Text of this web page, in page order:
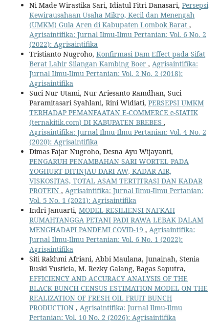
Ni Made Wirastika Sari, Idiatul Fitri Danasari, Persepsi
Kewirausahaan Usaha Mikro, Kecil dan Menengah
(UMKM) Gula Aren di Kabupaten Lombok Barat ,
Agrisaintifika: Jurnal Ilmu-Ilmu Pertanian: Vol. 6 No. 2
(2022): Agrisaintifika
Tristianto Nugroho, Konfirmasi Dam Effect pada Sifat
Berat Lahir Silangan Kambing Boer , Agrisaintifika:
Jurnal Ilmu-Ilmu Pertanian: Vol. 2 No. 2 (2018):
Agrisaintifika
Suci Nur Utami, Nur Ariesanto Ramdhan, Suci
Paramitasari Syahlani, Rini Widiati, PERSEPSI UMKM
TERHADAP PEMANFAATAN E-COMMERCE e-SIATIK
(ternakitik.com) DI KABUPATEN BREBES ,
Agrisaintifika: Jurnal Ilmu-Ilmu Pertanian: Vol. 4 No. 2
(2020): Agrisaintifika
Dimas Fajar Nugroho, Desna Ayu Wijayanti,
PENGARUH PENAMBAHAN SARI WORTEL PADA
YOGHURT DITINJAU DARI AW, KADAR AIR,
VISKOSITAS, TOTAL ASAM TERTITRASI DAN KADAR
PROTEIN , Agrisaintifika: Jurnal Ilmu-Ilmu Pertanian:
Vol. 5 No. 1 (2021): Agrisaintifika
Indri Januarti, MODEL RESILIENSI NAFKAH
RUMAHTANGGA PETANI PADI RAWA LEBAK DALAM
MENGHADAPI PANDEMI COVID-19 , Agrisaintifika:
Jurnal Ilmu-Ilmu Pertanian: Vol. 6 No. 1 (2022):
Agrisaintifika
Siti Rakhmi Afriani, Abbi Maulana, Junainah, Stenia
Ruski Yusticia, M. Rezky Galang, Bagas Saputra,
EFFICIENCY AND ACCURACY ANALYSIS OF THE
BLACK BUNCH CENSUS ESTIMATION MODEL ON THE
REALIZATION OF FRESH OIL FRUIT BUNCH
PRODUCTION , Agrisaintifika: Jurnal Ilmu-Ilmu
Pertanian: Vol. 10 No. 2 (2026): Agrisaintifika